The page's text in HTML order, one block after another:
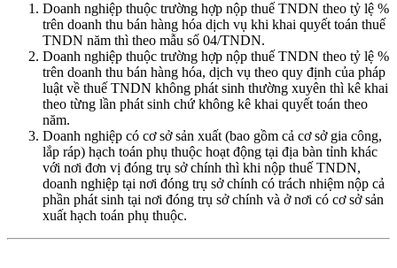
Doanh nghiệp thuộc trường hợp nộp thuế TNDN theo tỷ lệ %
trên doanh thu bán hàng hóa dịch vụ khi khai quyết toán thuế
TNDN năm thì theo mẫu số 04/TNDN.
Doanh nghiệp thuộc trường hợp nộp thuế TNDN theo tỷ lệ %
trên doanh thu bán hàng hóa, dịch vụ theo quy định của pháp
luật về thuế TNDN không phát sinh thường xuyên thì kê khai
theo từng lần phát sinh chứ không kê khai quyết toán theo
năm.
Doanh nghiệp có cơ sở sản xuất (bao gồm cả cơ sở gia công,
lắp ráp) hạch toán phụ thuộc hoạt động tại địa bàn tỉnh khác
với nơi đơn vị đóng trụ sở chính thì khi nộp thuế TNDN,
doanh nghiệp tại nơi đóng trụ sở chính có trách nhiệm nộp cả
phần phát sinh tại nơi đóng trụ sở chính và ở nơi có cơ sở sản
xuất hạch toán phụ thuộc.